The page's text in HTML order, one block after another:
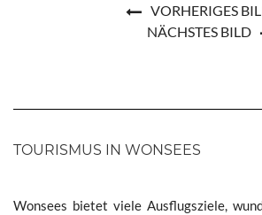
VORHERIGES
NÄCHSTES BILD
TOURISMUS IN WONSEES
Wonsees bietet viele Ausflugsziele,